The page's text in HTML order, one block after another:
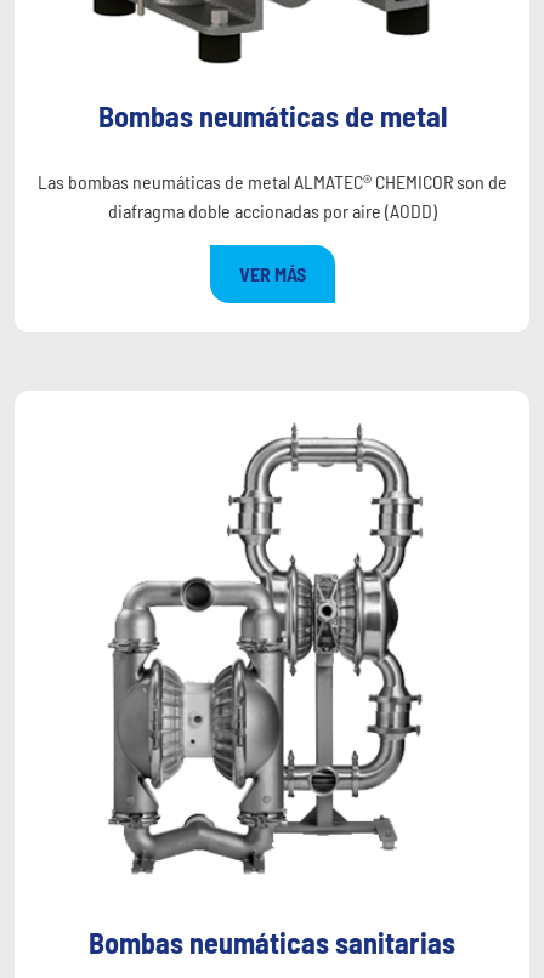
Bombas neumáticas de metal
Las bombas neumáticas de metal ALMATEC® CHEMICOR son de
diafragma doble accionadas por aire (AODD)
VER MÁS
Bombas neumáticas sanitarias